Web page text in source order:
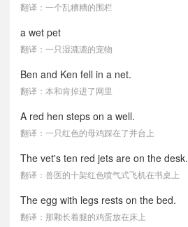
翻译：一个乱糟糟的围栏
a wet pet
翻译：一只湿漉漉的宠物
Ben and Ken fell in a net.
翻译：本和肯掉进了网里
A red hen steps on a well.
翻译：一只红色的母鸡踩在了井台上
The vet's ten red jets are on the desk.
翻译：兽医的十架红色喷气式飞机在书桌上
The egg with legs rests on the bed.
翻译：那颗长着腿的鸡蛋放在床上